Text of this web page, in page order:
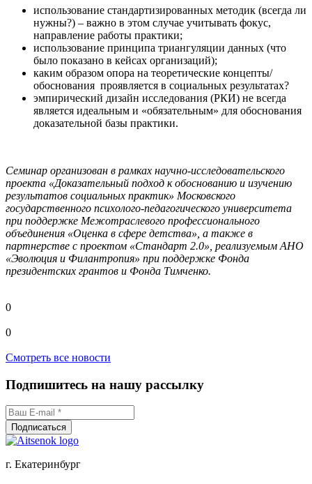
использование стандартизированных методик (всегда ли
нужны?) – важно в этом случае учитывать фокус,
направление работы практики;
использование принципа триангуляции данных (что
было показано в кейсах организаций);
каким образом опора на теоретические концепты/
обоснования проявляется в социальных результатах?
эмпирический дизайн исследования (РКИ) не всегда
является идеальным и «обязательным» для обоснования
доказательной базы практики.
Семинар организован в рамках научно-исследовательского
проекта «Доказательный подход к обоснованию и изучению
результатов социальных практик» Московского
государственного психолого-педагогического университета
при поддержке Межотраслевого профессионального
объединения «Оценка в сфере детства», а также в
партнерстве с проектом «Стандарт 2.0», реализуемым АНО
«Эволюция и Филантропия» при поддержке Фонда
президентских грантов и Фонда Тимченко.
0
0
Смотреть все новости
Подпишитесь на нашу рассылку
г. Екатеринбург